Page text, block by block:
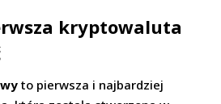
kryptowaluta
to pierwsza i najbardziej